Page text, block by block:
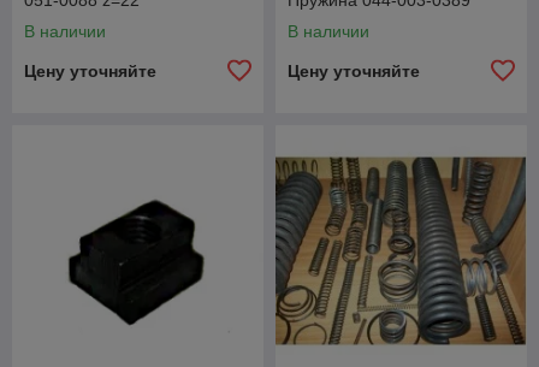
В наличии
Цену уточняйте
В наличии
Цену уточняйте